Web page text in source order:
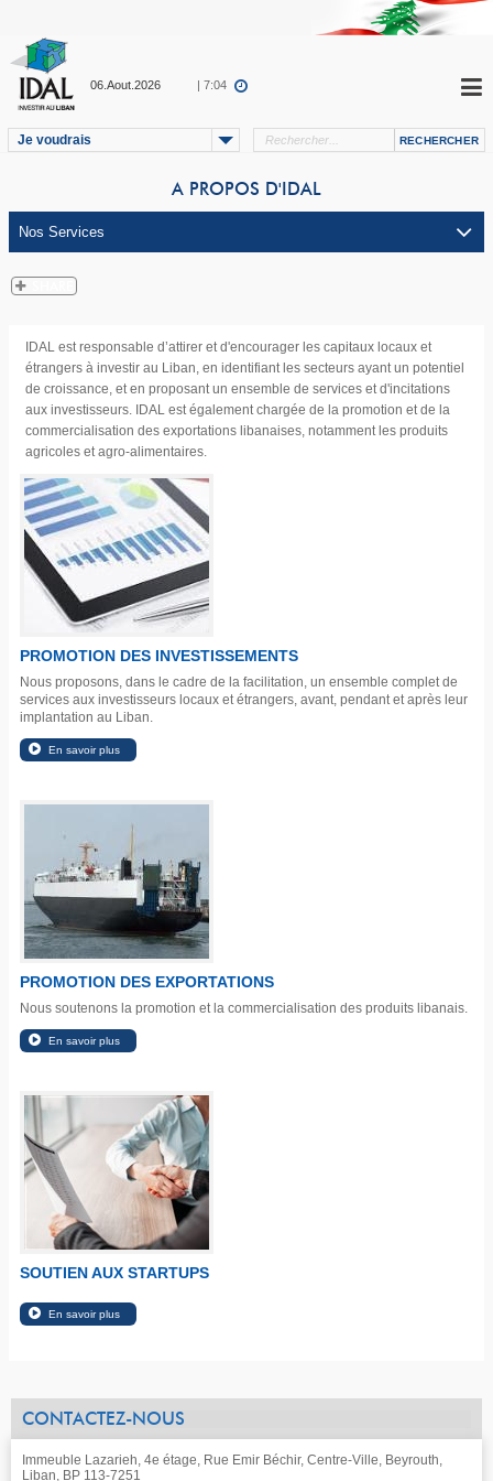
06.Aout.2026 | 7:04
Je voudrais
A PROPOS D'IDAL
IDAL est responsable d’attirer et d'encourager les capitaux locaux et
étrangers à investir au Liban, en identifiant les secteurs ayant un potentiel
de croissance, et en proposant un ensemble de services et d'incitations
aux investisseurs. IDAL est également chargée de la promotion et de la
commercialisation des exportations libanaises, notamment les produits
agricoles et agro-alimentaires.
PROMOTION DES INVESTISSEMENTS
Nous proposons, dans le cadre de la facilitation, un ensemble complet de
services aux investisseurs locaux et étrangers, avant, pendant et après leur
implantation au Liban.
PROMOTION DES EXPORTATIONS
Nous soutenons la promotion et la commercialisation des produits libanais.
SOUTIEN AUX STARTUPS
CONTACTEZ-NOUS
Immeuble Lazarieh, 4e étage, Rue Emir Béchir, Centre-Ville, Beyrouth,
Liban, BP 113-7251